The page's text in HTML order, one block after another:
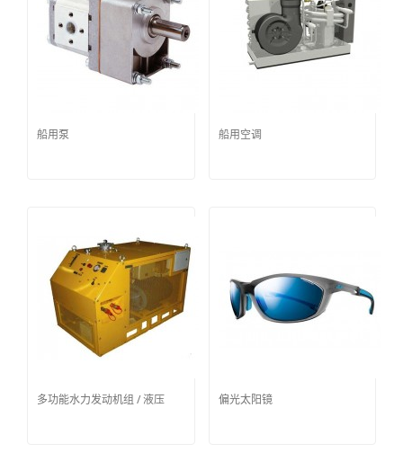
船用泵 船用空调
多功能水力发动机组 / 液压 偏光太阳镜